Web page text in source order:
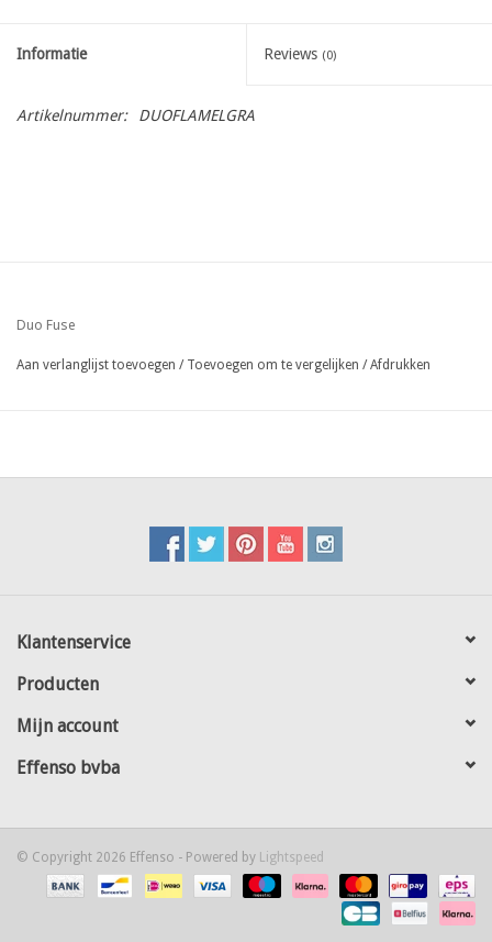
Informatie Reviews (0)
Artikelnummer: DUOFLAMELGRA
Duo Fuse
Aan verlanglijst toevoegen / Toevoegen om te vergelijken /Afdrukken
Klantenservice
Producten
Mijn account
Effenso bvba
© Copyright 2026 Effenso - Powered by Lightspeed